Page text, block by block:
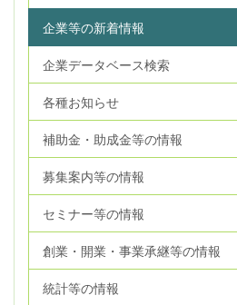
企業等の新着情報
企業データベース検索
各種お知らせ
補助金・助成金等の情報
募集案内等の情報
セミナー等の情報
創業・開業・事業承継等の情報
統計等の情報